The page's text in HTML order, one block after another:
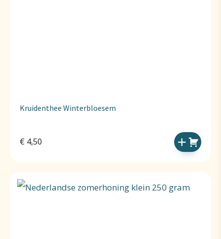
Kruidenthee Winterbloesem
€ 4,50